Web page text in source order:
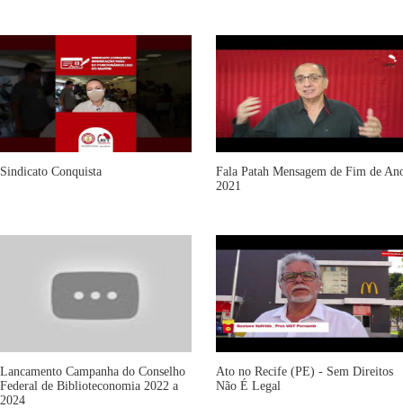
Sindicato Conquista
Fala Patah Mensagem de Fim de
2021
Lancamento Campanha do Conselho
Federal de Biblioteconomia 2022 a
2024
Ato no Recife (PE) - Sem Direitos
Não É Legal